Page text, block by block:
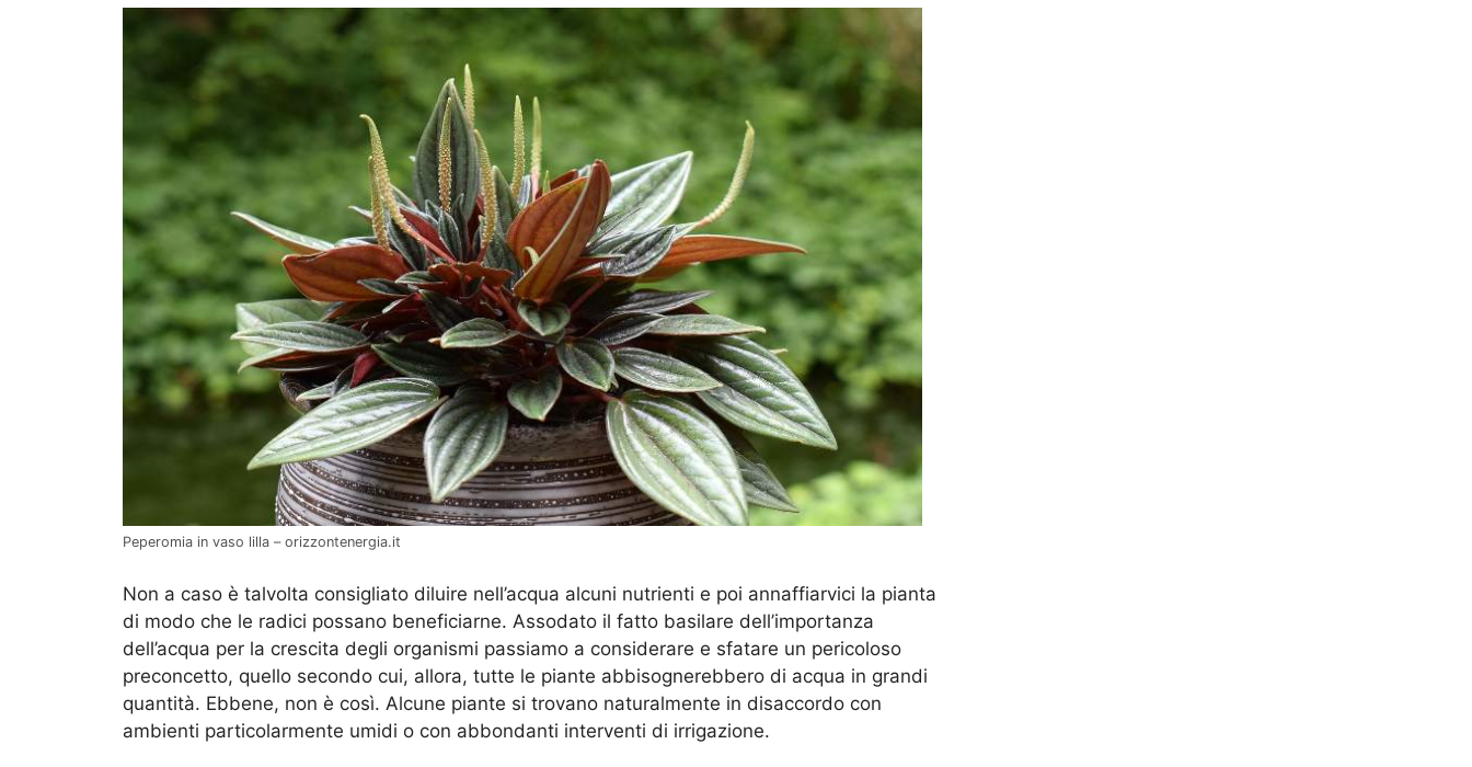
Peperomia in vaso lilla – orizzontenergia.it
Non a caso è talvolta consigliato diluire nell’acqua alcuni nutrienti e poi annaffiarvici la pianta
di modo che le radici possano beneficiarne. Assodato il fatto basilare dell’importanza
dell’acqua per la crescita degli organismi passiamo a considerare e sfatare un pericoloso
preconcetto, quello secondo cui, allora, tutte le piante abbisognerebbero di acqua in grandi
quantità. Ebbene, non è così. Alcune piante si trovano naturalmente in disaccordo con
ambienti particolarmente umidi o con abbondanti interventi di irrigazione.